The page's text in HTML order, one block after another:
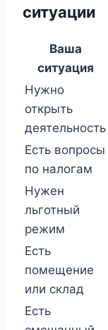
ситуации
Ваша
ситуация
Нужно
открыть
деятельность
Есть вопросы
по налогам
Нужен
льготный
режим
Есть
помещение
или склад
Есть